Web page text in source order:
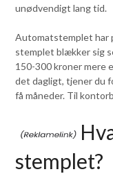
unødvendigt lang tid.
Automatstemplet har
stemplet blækker sig
150-300 kroner mere
det dagligt, tjener du
få måneder. Til
stemplet?